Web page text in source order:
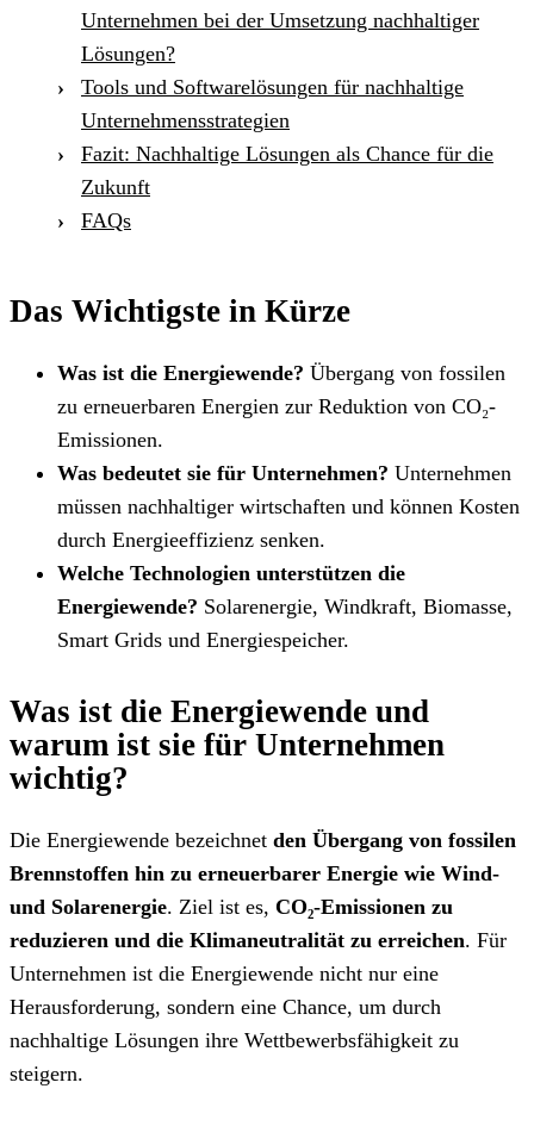
Unternehmen bei der Umsetzung nachhaltiger
Lösungen?
Tools und Softwarelösungen für nachhaltige
Unternehmensstrategien
Fazit: Nachhaltige Lösungen als Chance für die
Zukunft
FAQs
Das Wichtigste in Kürze
Was ist die Energiewende? Übergang von fossilen
zu erneuerbaren Energien zur Reduktion von CO₂-
Emissionen.
Was bedeutet sie für Unternehmen? Unternehmen
müssen nachhaltiger wirtschaften und können Kosten
durch Energieeffizienz senken.
Welche Technologien unterstützen die
Energiewende? Solarenergie, Windkraft, Biomasse,
Smart Grids und Energiespeicher.
Was ist die Energiewende und
warum ist sie für Unternehmen
wichtig?
Die Energiewende bezeichnet den Übergang von fossilen
Brennstoffen hin zu erneuerbarer Energie wie Wind-
und Solarenergie. Ziel ist es, CO₂-Emissionen zu
reduzieren und die Klimaneutralität zu erreichen. Für
Unternehmen ist die Energiewende nicht nur eine
Herausforderung, sondern eine Chance, um durch
nachhaltige Lösungen ihre Wettbewerbsfähigkeit zu
steigern.